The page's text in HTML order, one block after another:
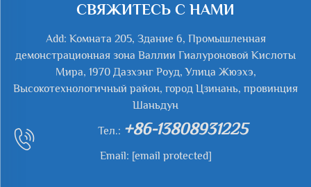
СВЯЖИТЕСЬ С НАМИ
Add: Комната 205, Здание 6, Промышленная
демонстрационная зона Валлии Гиалуроновой Кислоты
Мира, 1970 Дазхэнг Роуд, Улица Жюэхэ,
Высокотехнологичный район, город Цзинань, провинция
Шаньдун
Тел.: +86-13808931225
Email: [email protected]